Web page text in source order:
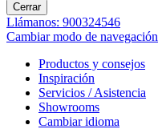
Cerrar
Llámanos: 900324546
Cambiar modo de navegación
Productos y consejos
Inspiración
Servicios / Asistencia
Showrooms
Cambiar idioma